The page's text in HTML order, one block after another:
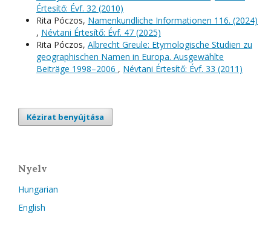
Értesítő: Évf. 32 (2010)
Rita Póczos, Namenkundliche Informationen 116. (2024)
, Névtani Értesítő: Évf. 47 (2025)
Rita Póczos, Albrecht Greule: Etymologische Studien zu
geographischen Namen in Europa. Ausgewählte
Beiträge 1998–2006 , Névtani Értesítő: Évf. 33 (2011)
Kézirat benyújtása
Nyelv
Hungarian
English